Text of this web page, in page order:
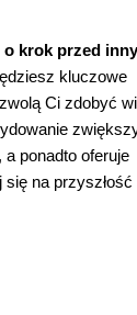
o krok przed
kluczowe
Ci zdobyć
ponadto oferuje
na przyszłość